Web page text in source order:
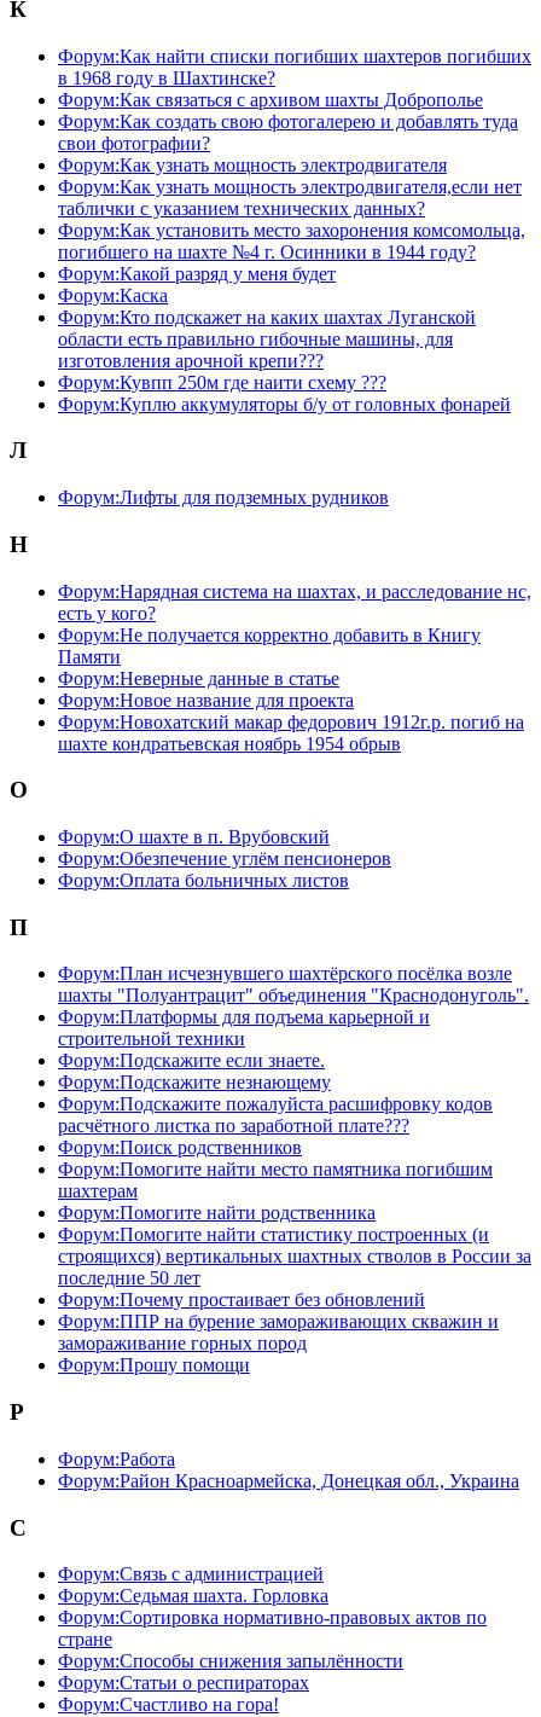
К
Форум:Как найти списки погибших шахтеров погибших
в 1968 году в Шахтинске?
Форум:Как связаться с архивом шахты Доброполье
Форум:Как создать свою фотогалерею и добавлять туда
свои фотографии?
Форум:Как узнать мощность электродвигателя
Форум:Как узнать мощность электродвигателя,если нет
таблички с указанием технических данных?
Форум:Как установить место захоронения комсомольца,
погибшего на шахте №4 г. Осинники в 1944 году?
Форум:Какой разряд у меня будет
Форум:Каска
Форум:Кто подскажет на каких шахтах Луганской
области есть правильно гибочные машины, для
изготовления арочной крепи???
Форум:Кувпп 250м где наити схему ???
Форум:Куплю аккумуляторы б/у от головных фонарей
Л
Форум:Лифты для подземных рудников
Н
Форум:Нарядная система на шахтах, и расследование нс,
есть у кого?
Форум:Не получается корректно добавить в Книгу
Памяти
Форум:Неверные данные в статье
Форум:Новое название для проекта
Форум:Новохатский макар федорович 1912г.р. погиб на
шахте кондратьевская ноябрь 1954 обрыв
О
Форум:О шахте в п. Врубовский
Форум:Обезпечение углём пенсионеров
Форум:Оплата больничных листов
П
Форум:План исчезнувшего шахтёрского посёлка возле
шахты "Полуантрацит" объединения "Краснодонуголь".
Форум:Платформы для подъема карьерной и
строительной техники
Форум:Подскажите если знаете.
Форум:Подскажите незнающему
Форум:Подскажите пожалуйста расшифровку кодов
расчётного листка по заработной плате???
Форум:Поиск родственников
Форум:Помогите найти место памятника погибшим
шахтерам
Форум:Помогите найти родственника
Форум:Помогите найти статистику построенных (и
строящихся) вертикальных шахтных стволов в России за
последние 50 лет
Форум:Почему простаивает без обновлений
Форум:ППР на бурение замораживающих скважин и
замораживание горных пород
Форум:Прошу помощи
Р
Форум:Работа
Форум:Район Красноармейска, Донецкая обл., Украина
С
Форум:Связь с администрацией
Форум:Седьмая шахта. Горловка
Форум:Сортировка нормативно-правовых актов по
стране
Форум:Способы снижения запылённости
Форум:Статьи о респираторах
Форум:Счастливо на гора!